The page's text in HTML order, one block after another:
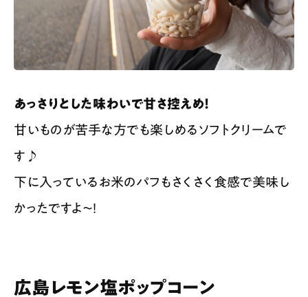
あっさりとした味わいで甘さ控えめ！
甘いものが苦手な方でも楽しめるソフトクリームで
す♪
下に入っているお米のパフもさくさく食感で美味し
かったですよ〜！
広島レモン塩ポップコーン